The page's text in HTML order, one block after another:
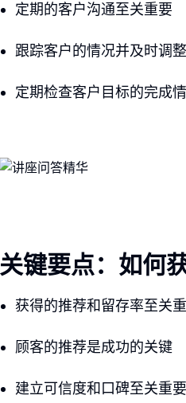
定期的客户沟通至关重要
跟踪客户的情况并及时调整
定期检查客户目标的完成
关键要点：如何
获得的推荐和留存率至关
顾客的推荐是成功的关键
建立可信度和口碑至关重要